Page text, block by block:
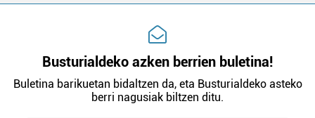
Busturialdeko azken berrien buletina!
Buletina barikuetan bidaltzen da, eta Busturialdeko asteko
berri nagusiak biltzen ditu.